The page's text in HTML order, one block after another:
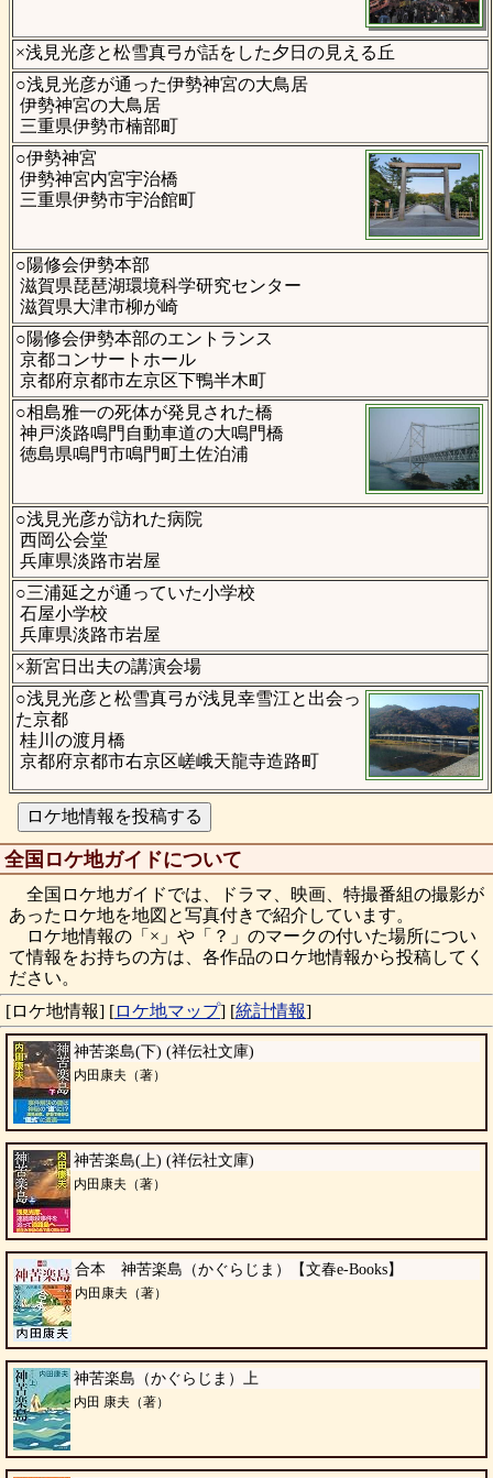
×浅見光彦と松雪真弓が話をした夕日の見える丘
○浅見光彦が通った伊勢神宮の大鳥居
伊勢神宮の大鳥居
三重県伊勢市楠部町
○伊勢神宮
伊勢神宮内宮宇治橋
三重県伊勢市宇治館町
○陽修会伊勢本部
滋賀県琵琶湖環境科学研究センター
滋賀県大津市柳が崎
○陽修会伊勢本部のエントランス
京都コンサートホール
京都府京都市左京区下鴨半木町
○相島雅一の死体が発見された橋
神戸淡路鳴門自動車道の大鳴門橋
徳島県鳴門市鳴門町土佐泊浦
○浅見光彦が訪れた病院
西岡公会堂
兵庫県淡路市岩屋
○三浦延之が通っていた小学校
石屋小学校
兵庫県淡路市岩屋
×新宮日出夫の講演会場
○浅見光彦と松雪真弓が浅見幸雪江と出会っ
た京都
桂川の渡月橋
京都府京都市右京区嵯峨天龍寺造路町
全国ロケ地ガイドについて
全国ロケ地ガイドでは、ドラマ、映画、特撮番組の撮影が
あったロケ地を地図と写真付きで紹介しています。
ロケ地情報の「×」や「？」のマークの付いた場所につい
て情報をお持ちの方は、各作品のロケ地情報から投稿してく
ださい。
[ロケ地情報] [ロケ地マップ] [統計情報]
神苦楽島(下) (祥伝社文庫)
内田康夫（著）
神苦楽島(上) (祥伝社文庫)
内田康夫（著）
合本 神苦楽島（かぐらじま）【文春e-Books】
内田康夫（著）
神苦楽島（かぐらじま）上
内田 康夫（著）